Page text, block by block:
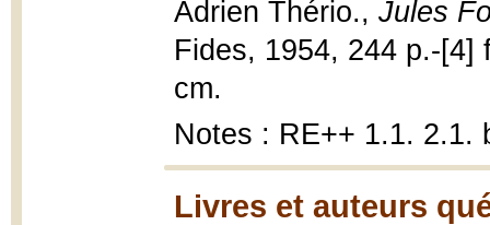
Adrien Thério., Jules
Fides, 1954, 244 p.-[4]
cm.
Notes : RE++ 1.1. 2.1.
Livres et auteurs